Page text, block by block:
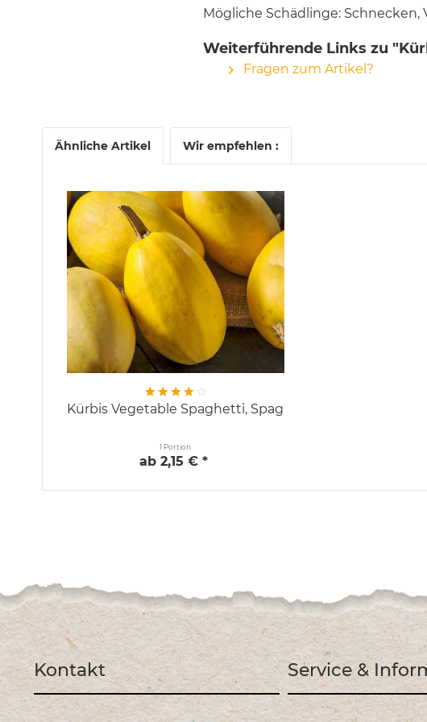
Mögliche Schädlinge: Schnecken,
Weiterführende Links zu
Fragen zum Artikel?
Ähnliche Artikel Wir empfehlen :
Kürbis Vegetable Spaghetti, Spaghettikürbis
1 Portion
ab 2,15 € *
Kontakt Service &